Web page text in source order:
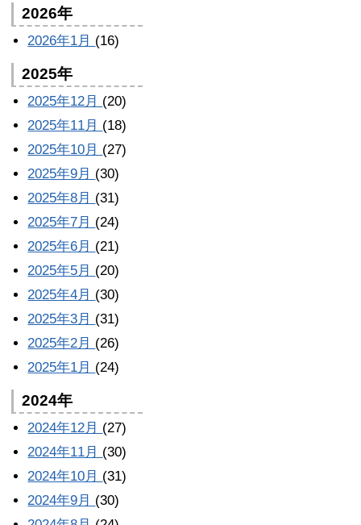
2026年
2026年1月 (16)
2025年
2025年12月 (20)
2025年11月 (18)
2025年10月 (27)
2025年9月 (30)
2025年8月 (31)
2025年7月 (24)
2025年6月 (21)
2025年5月 (20)
2025年4月 (30)
2025年3月 (31)
2025年2月 (26)
2025年1月 (24)
2024年
2024年12月 (27)
2024年11月 (30)
2024年10月 (31)
2024年9月 (30)